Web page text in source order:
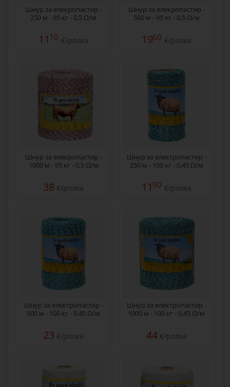
Шнур за елекропастир -
250 м - 95 кг - 0,5 Ω/м
11 10 €/ролка
Шнур за елекропастир -
500 м - 95 кг - 0,5 Ω/м
1960 €/ролка
Шнур за елекропастир -
1000 м - 95 кг - 0,5 Ω/м
38 €/ролка
Шнур за електропастир -
250 м - 100 кг - 0,45 Ω/м
11 90 €/ролка
Шнур за електропастир -
500 м - 100 кг - 0,45 Ω/м
23 €/ролка
Шнур за електропастир -
1000 м - 100 кг - 0,45 Ω/м
44€/ролка